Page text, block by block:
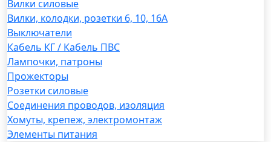
Вилки силовые
Вилки, колодки, розетки 6, 10, 16А
Выключатели
Кабель КГ / Кабель ПВС
Лампочки, патроны
Прожекторы
Розетки силовые
Соединения проводов, изоляция
Хомуты, крепеж, электромонтаж
Элементы питания